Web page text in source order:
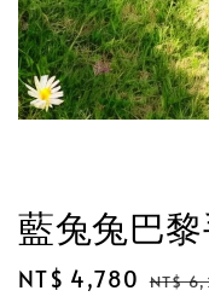
藍兔兔巴
Sale
NT$ 4,780 NT$